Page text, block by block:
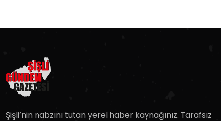
Şişli’nin nabzını tutan yerel haber kaynağınız. Tarafsız